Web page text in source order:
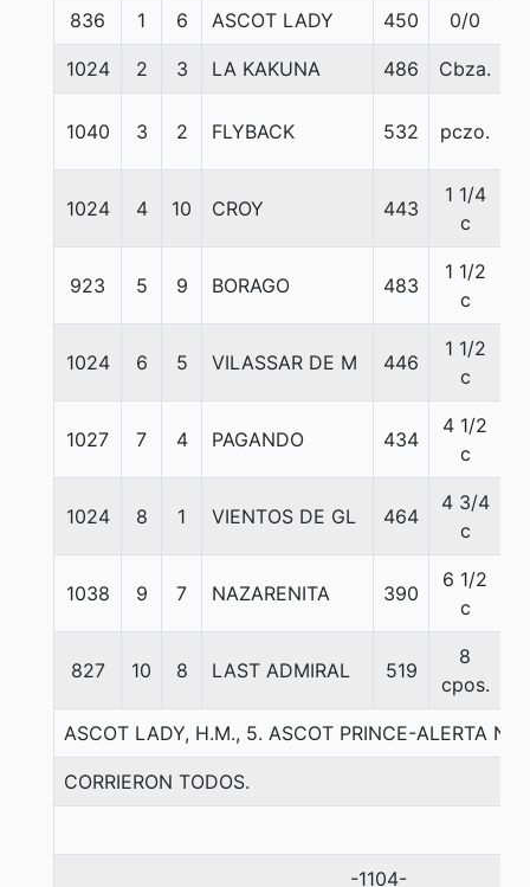
836 1 6 ASCOT LADY 450 0/0
1024 2 3 LA KAKUNA 486 Cbza.
1040 3 2 FLYBACK 532 pczo.
1024 4 10 CROY 443
1 1/4
c
923 5 9 BORAGO 483
1 1/2
c
1024 6 5 VILASSAR DE M 446
1 1/2
c
1027 7 4 PAGANDO 434
4 1/2
c
1024 8 1 VIENTOS DE GL 464
4 3/4
c
1038 9 7 NAZARENITA 390
6 1/2
c
827 10 8 LAST ADMIRAL 519
8
cpos.
ASCOT LADY, H.M., 5. ASCOT PRINCE-ALERTA
CORRIERON TODOS.
-1104-